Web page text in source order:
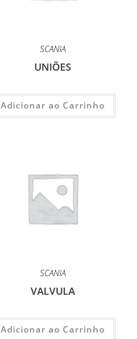
SCANIA
UNIÕES
Adicionar ao Carrinho
SCANIA
VALVULA
Adicionar ao Carrinho